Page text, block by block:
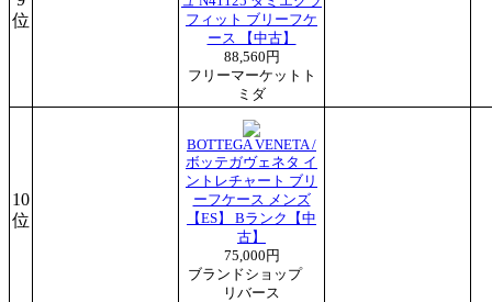
位
フィット ブリーフケ
ース 【中古】
88,560円
フリーマーケットト
ミダ
10
位
BOTTEGA VENETA /
ボッテガヴェネタ イ
ントレチャート ブリ
ーフケース メンズ
【ES】 Bランク【中
古】
75,000円
ブランドショップ
リバース